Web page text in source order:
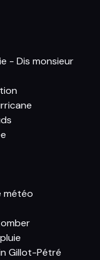
- Dis monsieur
météo
Gillot-Pétré